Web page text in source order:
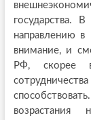
государства.
направлению в
внимание, и
РФ, скорее
возрастания